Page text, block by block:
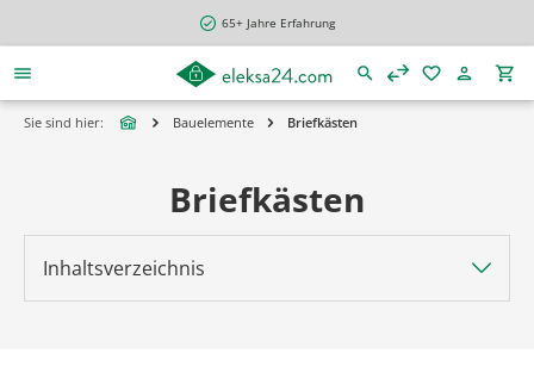
65+ Jahre Erfahrung
Sie sind hier: Bauelemente Briefkästen
Inhaltsverzeichnis
Briefkästen